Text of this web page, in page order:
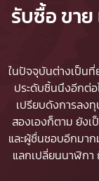
รับซื้อ ขา
ในปัจจุบันต่างเป็นที่
ประดับชิ้นนึงอีกต่
เปรียบดังการลง
สองเองก็ตาม ยัง
และผู้ชื่นชอบอีกมาก
แลกเปลี่ยนนาฬิกา